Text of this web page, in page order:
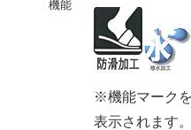
機能
※機能マーク
表示されます。